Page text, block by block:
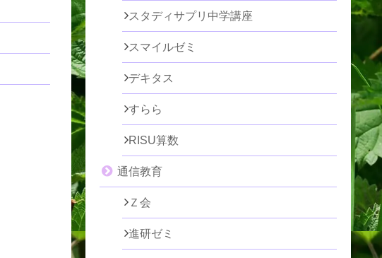
スタディサプリ中学講座
スマイルゼミ
デキタス
すらら
RISU算数
通信教育
Ｚ会
進研ゼミ